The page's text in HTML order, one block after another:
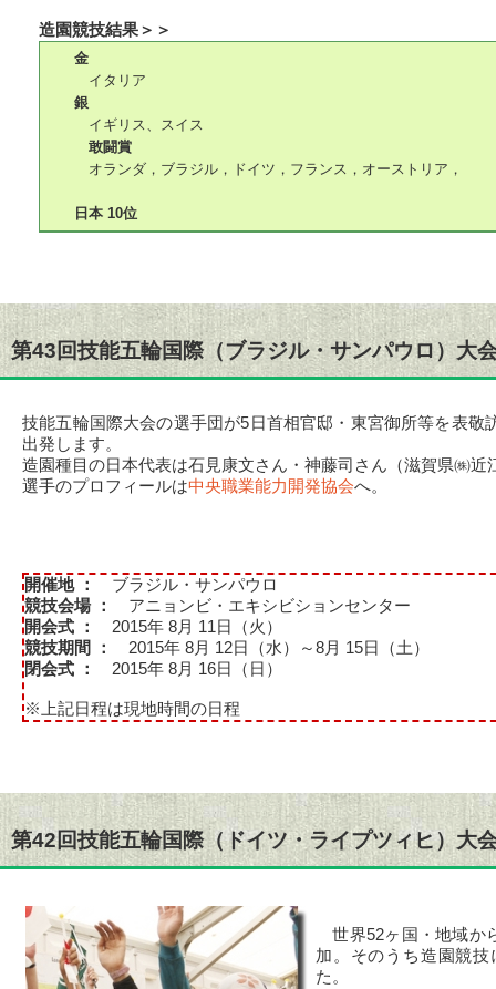
造園競技結果＞＞
金
イタリア
銀
イギリス、スイス
敢闘賞
オランダ，ブラジル，ドイツ，フランス，オーストリア，
日本 10位
第43回技能五輪国際（ブラジル・サンパウロ）大
技能五輪国際大会の選手団が5日首相官邸・東宮御所等を表敬
出発します。
造園種目の日本代表は石見康文さん・神藤司さん（滋賀県㈱近
選手のプロフィールは中央職業能力開発協会へ。
開催地 ：
ブラジル・サンパウロ
競技会場 ：
アニョンビ・エキシビションセンター
開会式 ： 2015年 8月 11日（火）
競技期間 ：
2015年 8月 12日（水）～8月 15日（土）
閉会式 ：
2015年 8月 16日（日）
※上記日程は現地時間の日程
第42回技能五輪国際（ドイツ・ライプツィヒ）大
世界52ヶ国・地域か
加。そのうち造園競
た。